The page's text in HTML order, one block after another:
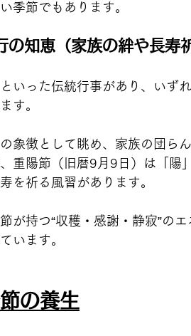
季節でもあります。
知恵（家族の絆や長寿
いった伝統行事があり、いず
す。
象徴として眺め、家族の団ら
重陽節（旧暦9月9日）は「陽
を祈る風習があります。
が持つ“収穫・感謝・静寂”の
います。
の養生